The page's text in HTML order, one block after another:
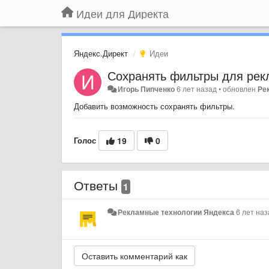
Идеи для Директа
Яндекс.Директ Идеи
Сохранять фильтры для
Игорь Пипченко6 лет назад•обновлен
Добавить возможность сохранять фильтры.
Голос 19 0
Ответы 1
Рекламные технологии Яндекса6 лет